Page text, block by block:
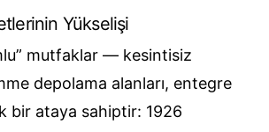
Yükselişi
mutfaklar — kesintisiz
depolama alanları, entegre
bir ataya sahiptir: 1926